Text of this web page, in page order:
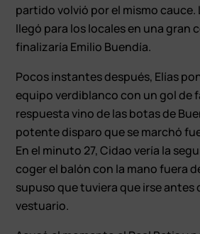
partido volvió por el mismo cauce.
llegó para los locales en una gran
finalizaría Emilio Buendía.
Pocos instantes después, Elías
equipo verdiblanco con un gol de
respuesta vino de las botas de
potente disparo que se marchó
En el minuto 27, Cidao vería la
coger el balón con la mano fuera
supuso que tuviera que irse antes
vestuario.